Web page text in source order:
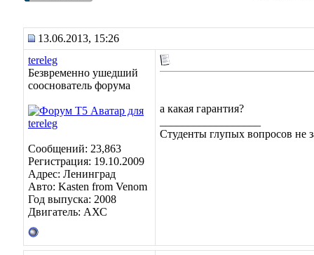
13.06.2013, 15:26
tereleg
Безвременно ушедший
сооснователь форума
Сообщений: 23,863
Регистрация: 19.10.2009
Адрес: Ленинград
Авто: Kasten from Venom
Год выпуска: 2008
Двигатель: АХС
а какая гарантия?
Студенты глупых вопросов не